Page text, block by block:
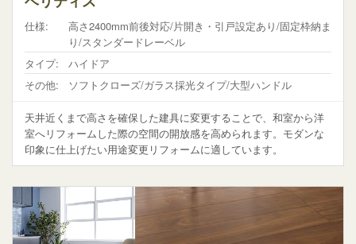
仕様:
高さ2400mm前後対応/片開き・引戸設定あり/固定枠納ま
り/スタンダードレーベル
タイプ:
ハイドア
その他:
ソフトクローズ/ガラス採光タイプ/大型ハンドル
天井近くまで高さを確保した建具に変更することで、和室から洋
室へリフォームした際の空間の開放感を高められます。モダンな
印象に仕上げたい用途変更リフォームに適しています。